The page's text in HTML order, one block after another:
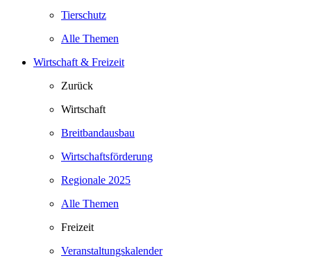
Tierschutz
Alle Themen
Wirtschaft & Freizeit
Zurück
Wirtschaft
Breitbandausbau
Wirtschaftsförderung
Regionale 2025
Alle Themen
Freizeit
Veranstaltungskalender